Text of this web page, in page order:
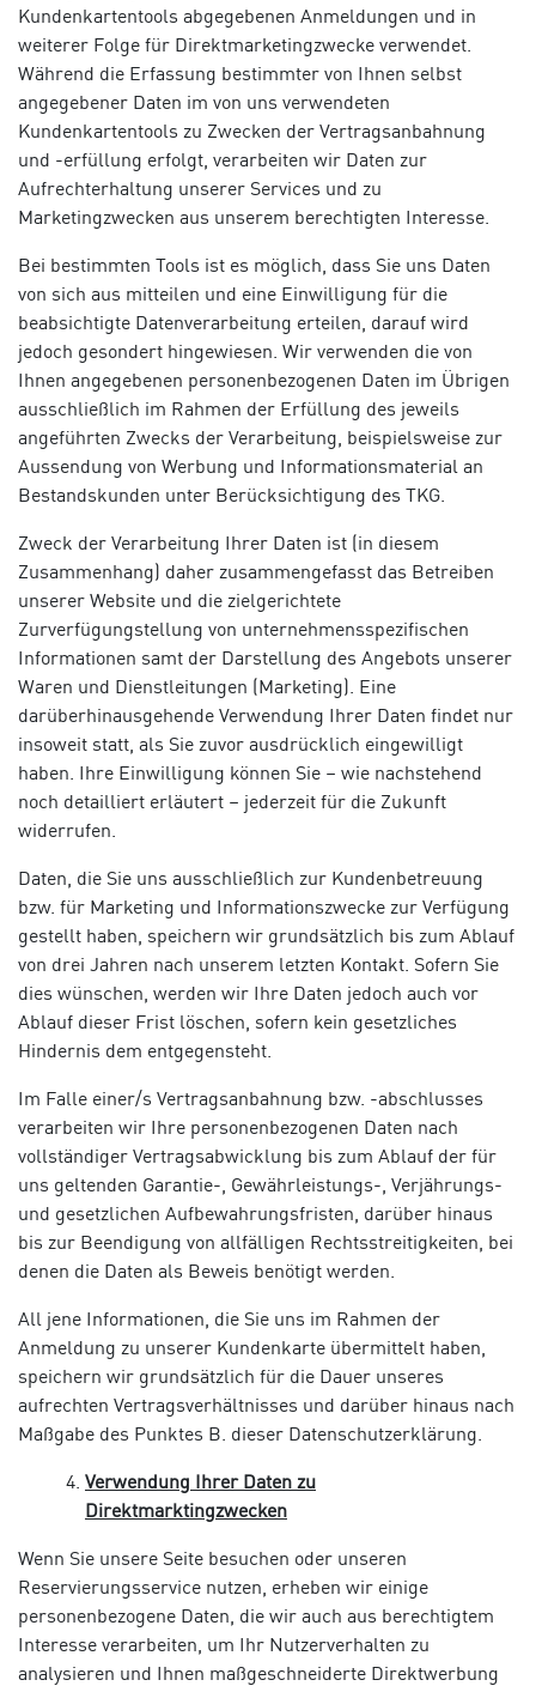
Kundenkartentools abgegebenen Anmeldungen und in
weiterer Folge für Direktmarketingzwecke verwendet.
Während die Erfassung bestimmter von Ihnen selbst
angegebener Daten im von uns verwendeten
Kundenkartentools zu Zwecken der Vertragsanbahnung
und -erfüllung erfolgt, verarbeiten wir Daten zur
Aufrechterhaltung unserer Services und zu
Marketingzwecken aus unserem berechtigten Interesse.
Bei bestimmten Tools ist es möglich, dass Sie uns Daten
von sich aus mitteilen und eine Einwilligung für die
beabsichtigte Datenverarbeitung erteilen, darauf wird
jedoch gesondert hingewiesen. Wir verwenden die von
Ihnen angegebenen personenbezogenen Daten im Übrigen
ausschließlich im Rahmen der Erfüllung des jeweils
angeführten Zwecks der Verarbeitung, beispielsweise zur
Aussendung von Werbung und Informationsmaterial an
Bestandskunden unter Berücksichtigung des TKG.
Zweck der Verarbeitung Ihrer Daten ist (in diesem
Zusammenhang) daher zusammengefasst das Betreiben
unserer Website und die zielgerichtete
Zurverfügungstellung von unternehmensspezifischen
Informationen samt der Darstellung des Angebots unserer
Waren und Dienstleitungen (Marketing). Eine
darüberhinausgehende Verwendung Ihrer Daten findet nur
insoweit statt, als Sie zuvor ausdrücklich eingewilligt
haben. Ihre Einwilligung können Sie – wie nachstehend
noch detailliert erläutert – jederzeit für die Zukunft
widerrufen.
Daten, die Sie uns ausschließlich zur Kundenbetreuung
bzw. für Marketing und Informationszwecke zur Verfügung
gestellt haben, speichern wir grundsätzlich bis zum Ablauf
von drei Jahren nach unserem letzten Kontakt. Sofern Sie
dies wünschen, werden wir Ihre Daten jedoch auch vor
Ablauf dieser Frist löschen, sofern kein gesetzliches
Hindernis dem entgegensteht.
Im Falle einer/s Vertragsanbahnung bzw. -abschlusses
verarbeiten wir Ihre personenbezogenen Daten nach
vollständiger Vertragsabwicklung bis zum Ablauf der für
uns geltenden Garantie-, Gewährleistungs-, Verjährungs-
und gesetzlichen Aufbewahrungsfristen, darüber hinaus
bis zur Beendigung von allfälligen Rechtsstreitigkeiten, bei
denen die Daten als Beweis benötigt werden.
All jene Informationen, die Sie uns im Rahmen der
Anmeldung zu unserer Kundenkarte übermittelt haben,
speichern wir grundsätzlich für die Dauer unseres
aufrechten Vertragsverhältnisses und darüber hinaus nach
Maßgabe des Punktes B. dieser Datenschutzerklärung.
Verwendung Ihrer Daten zu
Direktmarktingzwecken
Wenn Sie unsere Seite besuchen oder unseren
Reservierungsservice nutzen, erheben wir einige
personenbezogene Daten, die wir auch aus berechtigtem
Interesse verarbeiten, um Ihr Nutzerverhalten zu
analysieren und Ihnen maßgeschneiderte Direktwerbung